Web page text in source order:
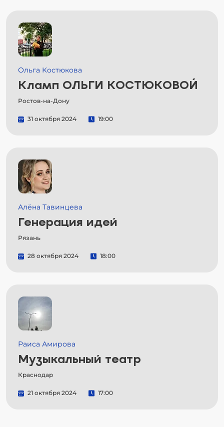
Ольга Костюкова
Кламп ОЛЬГИ КОСТЮКОВОЙ
Ростов-на-Дону
31 октября 2024 19:00
Алёна Тавинцева
Генерация идей
Рязань
28 октября 2024 18:00
Раиса Амирова
Музыкальный театр
Краснодар
21 октября 2024 17:00